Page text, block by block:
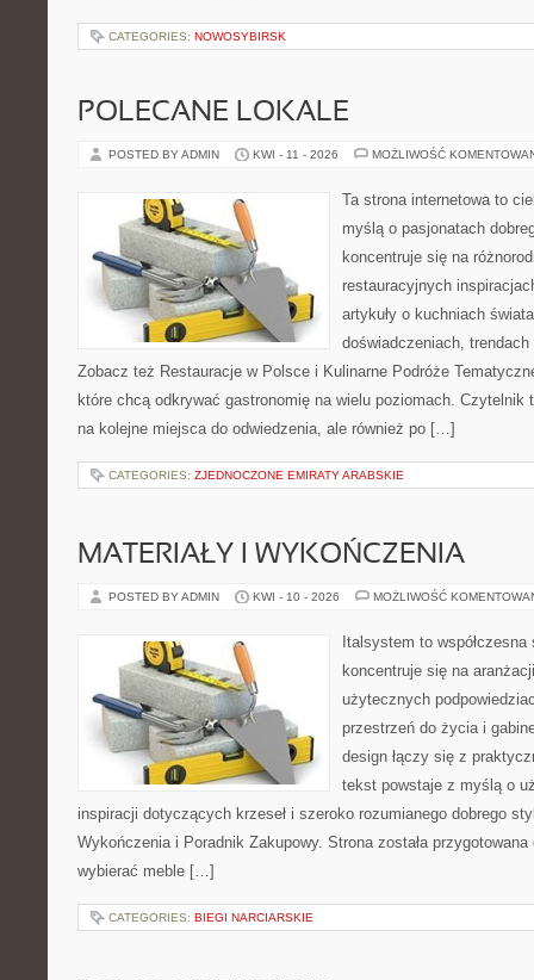
CATEGORIES: NOWOSYBIRSK
POLECANE LOKALE
POSTED BY ADMIN KWI - 11 - 2026 MOŻLIWOŚĆ
Ta strona internetowa to
myślą o pasjonatach
koncentruje się na
restauracyjnych
artykuły o kuchniach
doświadczeniach,
Zobacz też Restauracje w Polsce i Kulinarne Podróże
które chcą odkrywać gastronomię na wielu poziomach. Czytelnik
na kolejne miejsca do odwiedzenia, ale również po […]
CATEGORIES: ZJEDNOCZONE EMIRATY ARABSKIE
MATERIAŁY I WYKOŃCZENIA
POSTED BY ADMIN KWI - 10 - 2026 MOŻLIWOŚĆ
Italsystem to
koncentruje się na
użytecznych
przestrzeń do życia i
design łączy się z
tekst powstaje z myślą o
inspiracji dotyczących krzeseł i szeroko rozumianego dobrego
Wykończenia i Poradnik Zakupowy. Strona została
wybierać meble […]
CATEGORIES: BIEGI NARCIARSKIE